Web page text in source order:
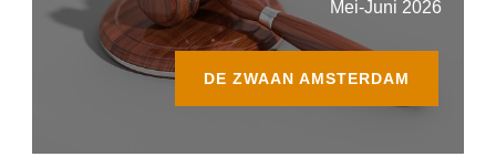
Mei-Juni 2026
DE ZWAAN AMSTERDAM